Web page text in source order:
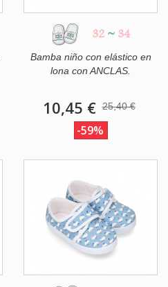
32 ~ 34
Bamba niño con elástico en
lona con ANCLAS.
10,45 € 25,40 €
-59%